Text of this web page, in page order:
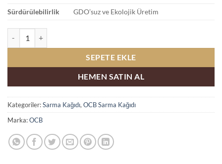
Sürdürülebilirlik
GDO’suz ve Ekolojik Üretim
SEPETE EKLE
HEMEN SATIN AL
Kategoriler:Sarma Kağıdı, OCB Sarma Kağıdı
Marka:OCB